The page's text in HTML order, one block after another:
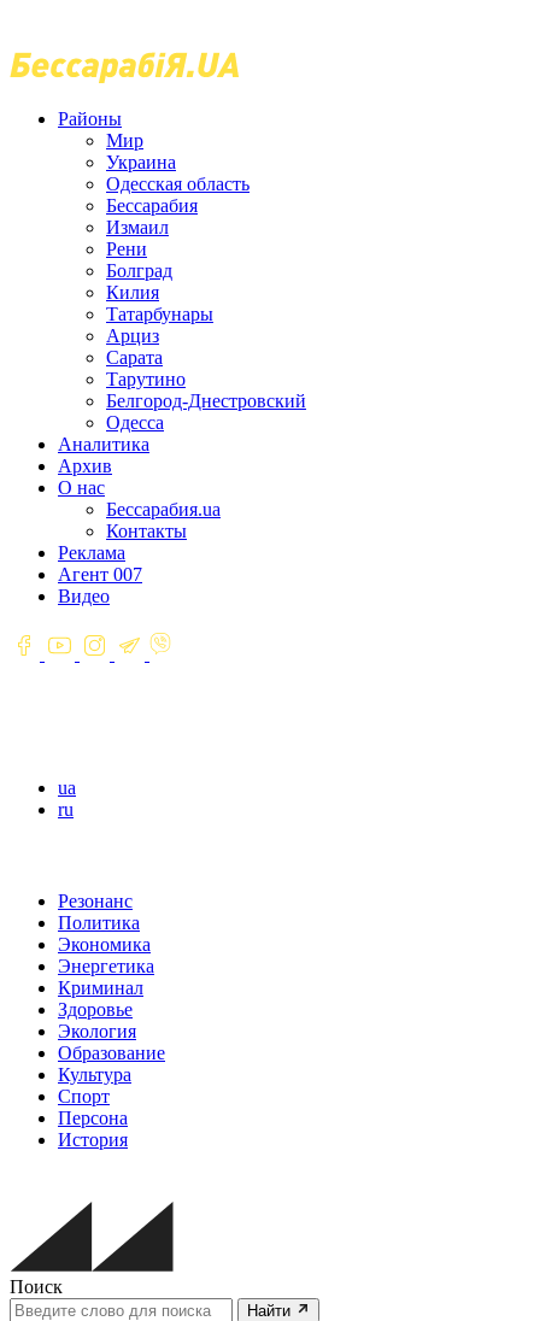
Районы
Мир
Украина
Одесская область
Бессарабия
Измаил
Рени
Болград
Килия
Татарбунары
Арциз
Сарата
Тарутино
Белгород-Днестровский
Одесса
Аналитика
Архив
О нас
Бессарабия.ua
Контакты
Реклама
Агент 007
Видео
ua
ru
Резонанс
Политика
Экономика
Энергетика
Криминал
Здоровье
Экология
Образование
Культура
Спорт
Персона
История
Поиск
Найти